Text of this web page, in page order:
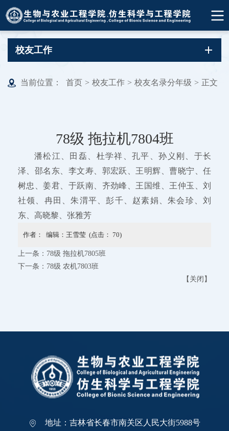
校友工作
当前位置： 首页 > 校友工作 > 校友名录分年级 > 正文
78级 拖拉机7804班
潘松江、田磊、杜学祥、孔平、孙义刚、于长
泽、邵名东、李文寿、郭宏跃、王明辉、曹晓宁、任
树忠、姜君、于跃南、齐劲峰、王国维、王仲玉、刘
社领、冉田、朱渭平、彭千、赵素娟、朱会珍、刘
东、高晓黎、张雅芳
作者： 编辑：王雪莹 (点击： 70)
上一条： 78级 拖拉机7805班
下一条： 78级 农机7803班
【 关闭 】
地址：吉林省长春市南关区人民大街5988号